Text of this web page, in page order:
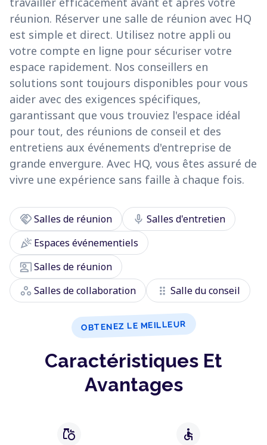
réunion. Réserver une salle de réunion avec HQ
est simple et direct. Utilisez notre appli ou
votre compte en ligne pour sécuriser votre
espace rapidement. Nos conseillers en
solutions sont toujours disponibles pour vous
aider avec des exigences spécifiques,
garantissant que vous trouviez l'espace idéal
pour tout, des réunions de conseil et des
entretiens aux événements d'entreprise de
grande envergure. Avec HQ, vous êtes assuré de
vivre une expérience sans faille à chaque fois.
handshakeSalles de réunion mic Salles d'entretien
celebrationEspaces événementiels
co_presentSalles de réunion
workspaces Salles de collaboration drag_indicator Salle du conseil
OBTENEZ LE MEILLEUR
Caractéristiques Et
Avantages
grocery accessible